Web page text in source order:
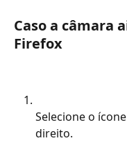
Caso a câmara
Firefox
Selecione o
direito.